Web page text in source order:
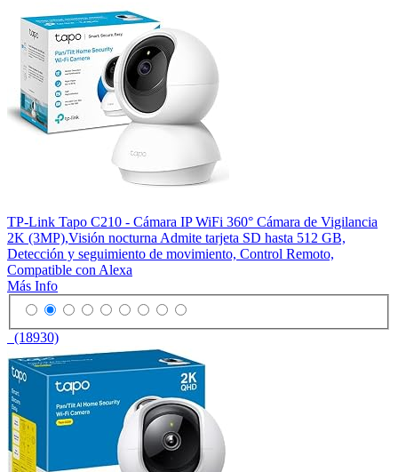
TP-Link Tapo C210 - Cámara IP WiFi 360° Cámara de Vigilancia
2K (3MP),Visión nocturna Admite tarjeta SD hasta 512 GB,
Detección y seguimiento de movimiento, Control Remoto,
Compatible con Alexa
Más Info
(18930)